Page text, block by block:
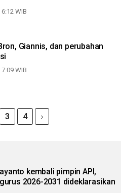
WIB
Giannis, dan perubahan
WIB
3 4
kembali pimpin API,
2026-2031 dideklarasikan